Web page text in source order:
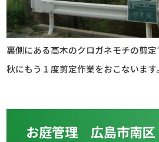
裏側にある高木のクロガネモチの剪定
秋にもう１度剪定作業をおこないます。
お庭管理 広島市南